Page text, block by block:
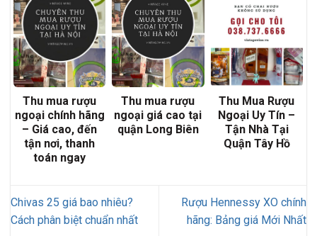
Thu mua rượu
ngoại chính hãng
– Giá cao, đến
tận nơi, thanh
toán ngay
Thu mua rượu
ngoại giá cao tại
quận Long Biên
Thu Mua Rượu
Ngoại Uy Tín –
Tận Nhà Tại
Quận Tây Hồ
Chivas 25 giá bao nhiêu?
Cách phân biệt chuẩn nhất
Rượu Hennessy XO chính
hãng: Bảng giá Mới Nhất